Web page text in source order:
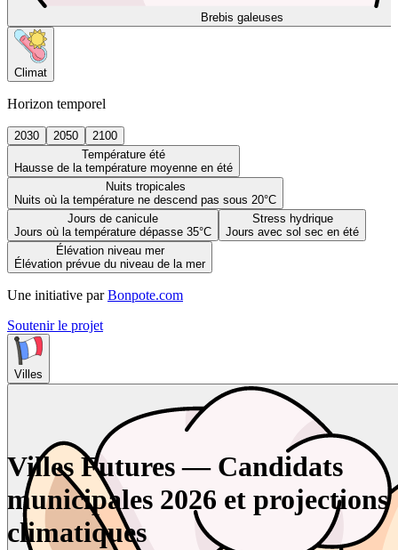
Brebis galeuses
Climat
Horizon temporel
2030 2050
2100
Température été
Hausse de la température moyenne en été
Nuits tropicales
Nuits où la température ne descend pas sous 20°C
Jours de canicule
Jours où la température dépasse 35°C
Stress hydrique
Jours avec sol sec en été
Élévation niveau mer
Élévation prévue du niveau de la mer
Une initiative par Bonpote.com
Soutenir le projet
Villes
Villes Futures — Candidats
municipales 2026 et projections
climatiques